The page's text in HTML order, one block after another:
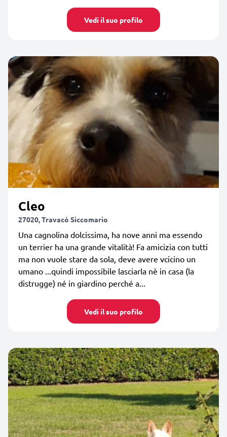
Vedi il suo profilo
Cleo
27020, Travacò Siccomario
Una cagnolina dolcissima, ha nove anni ma essendo
un terrier ha una grande vitalità! Fa amicizia con tutti
ma non vuole stare da sola, deve avere vcicino un
umano ...quindi impossibile lasciarla nè in casa (la
distrugge) né in giardino perché a...
Vedi il suo profilo